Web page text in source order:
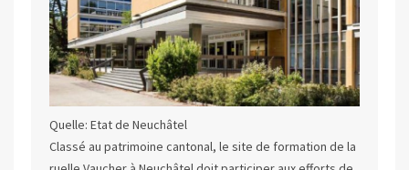
Quelle: Etat de Neuchâtel
Classé au patrimoine cantonal, le site de formation de la